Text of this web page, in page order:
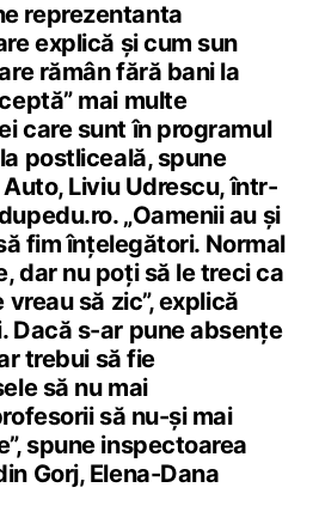
reprezentanta
explică și cum sun
rămân fără bani la
mai multe
care sunt în programul
postliceală, spune
Liviu Udrescu, într-
„Oamenii au și
fim înțelegători. Normal
dar nu poți să le treci ca
să zic”, explică
Dacă s-ar pune absențe
trebui să fie
să nu mai
să nu-și mai
spune inspectoarea
Gorj, Elena-Dana